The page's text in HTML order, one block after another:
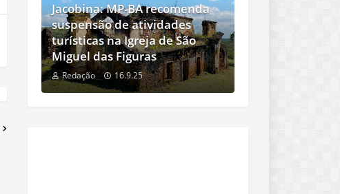
Jacobina: MP-BA recomenda
suspensão de atividades
turísticas na Igreja de São
Miguel das Figuras
Redação 16.9.25